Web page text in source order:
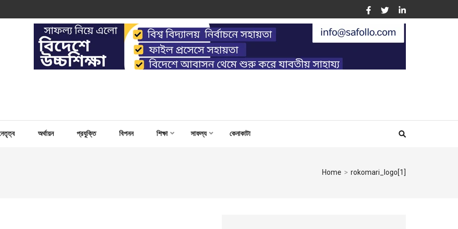
FOR CAPACITY BUILDING
অর্থায়ন প্রযুক্তি বিপনন শিক্ষা সাফল্য কেনাকাটা
Home > rokomari_logo[1]